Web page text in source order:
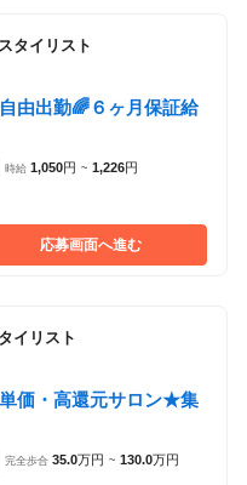
タイリスト
由出勤🌈６ヶ月保証給
時給 1,050円 ~ 1,226円
応募画面へ進む
イリスト
単価・高還元サロン★集
完全歩合 35.0万円 ~ 130.0万円